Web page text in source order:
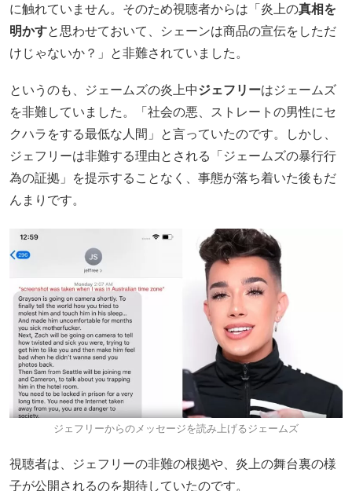
に触れていません。そのため視聴者からは「炎上の真相を
明かすと思わせておいて、シェーンは商品の宣伝をしただ
けじゃないか？」と非難されていました。
というのも、ジェームズの炎上中ジェフリーはジェームズ
を非難していました。「社会の悪、ストレートの男性にセ
クハラをする最低な人間」と言っていたのです。しかし、
ジェフリーは非難する理由とされる「ジェームズの暴行行
為の証拠」を提示することなく、事態が落ち着いた後もだ
んまりです。
ジェフリーからのメッセージを読み上げるジェームズ
視聴者は、ジェフリーの非難の根拠や、炎上の舞台裏の様
子が公開されるのを期待していたのです。